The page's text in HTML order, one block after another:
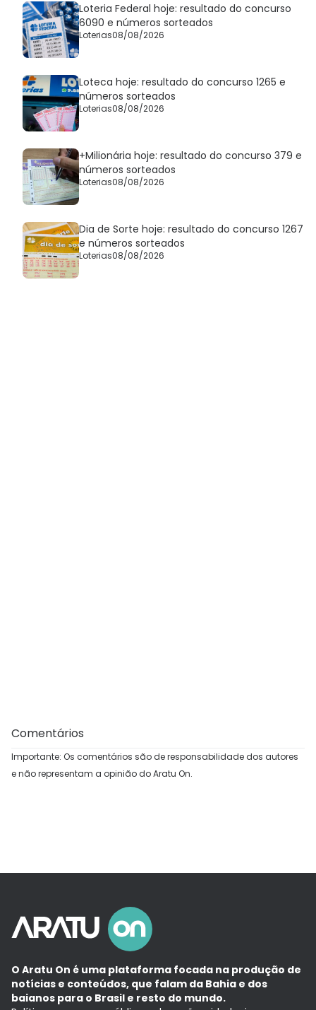
Loteria Federal hoje: resultado do concurso
6090 e números sorteados
Loterias08/08/2026
Loteca hoje: resultado do concurso 1265 e
números sorteados
Loterias08/08/2026
+Milionária hoje: resultado do concurso 379 e
números sorteados
Loterias08/08/2026
Dia de Sorte hoje: resultado do concurso 1267
e números sorteados
Loterias08/08/2026
Comentários
Importante: Os comentários são de responsabilidade dos autores
e não representam a opinião do Aratu On.
O Aratu On é uma plataforma focada na produção de
notícias e conteúdos, que falam da Bahia e dos
baianos para o Brasil e resto do mundo.